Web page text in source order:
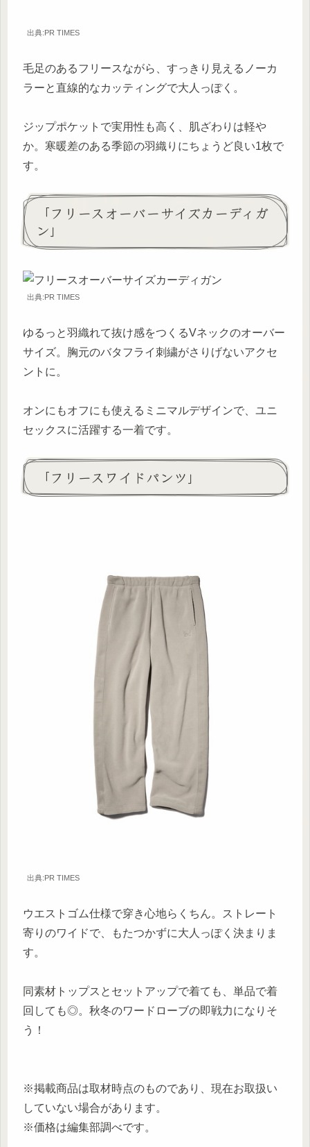
出典:PR TIMES
毛足のあるフリースながら、すっきり見えるノーカ
ラーと直線的なカッティングで大人っぽく。
ジップポケットで実用性も高く、肌ざわりは軽や
か。寒暖差のある季節の羽織りにちょうど良い1枚で
す。
「フリースオーバーサイズカーディガ
ン」
出典:PR TIMES
ゆるっと羽織れて抜け感をつくるVネックのオーバー
サイズ。胸元のバタフライ刺繍がさりげないアクセ
ントに。
オンにもオフにも使えるミニマルデザインで、ユニ
セックスに活躍する一着です。
「フリースワイドパンツ」
出典:PR TIMES
ウエストゴム仕様で穿き心地らくちん。ストレート
寄りのワイドで、もたつかずに大人っぽく決まりま
す。
同素材トップスとセットアップで着ても、単品で着
回しても◎。秋冬のワードローブの即戦力になりそ
う！
※掲載商品は取材時点のものであり、現在お取扱い
していない場合があります。
※価格は編集部調べです。